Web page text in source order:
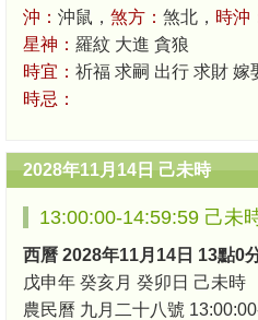
沖： 沖鼠， 煞方： 煞北， 時沖
星神： 羅紋 大進 貪狼
時宜： 祈福 求嗣 出行 求財 嫁
時忌：
2028年11月14日 己未時
13:00:00-14:59:59 己未
西曆 2028年11月14日 13點0
戊申年 癸亥月 癸卯日 己未時
農民曆 九月二十八號